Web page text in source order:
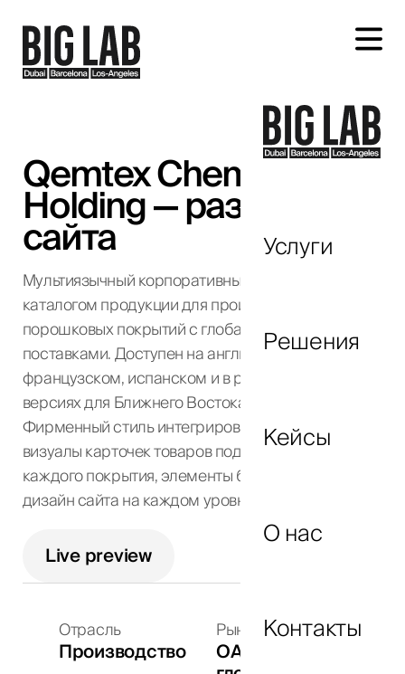
Обсудим ваш проект
United
States
+1
+1
Я согласен сполитикой
конфиденциальностии даю согласие на
обработку персональных данных.
Услуги
Решения
Кейсы
О нас
Контакты
Qemtex Chemical
Holding — разработка
сайта
Мультиязычный корпоративный сайт с полным
каталогом продукции для производителя
порошковых покрытий с глобальными
поставками. Доступен на английском, немецком,
французском, испанском и в региональных
версиях для Ближнего Востока и США.
Фирменный стиль интегрирован повсюду:
визуалы карточек товаров подобраны в цвет
каждого покрытия, элементы бренда встроены в
дизайн сайта на каждом уровне.
Live preview
Отрасль
Производство
Рынки
ОАЭ,